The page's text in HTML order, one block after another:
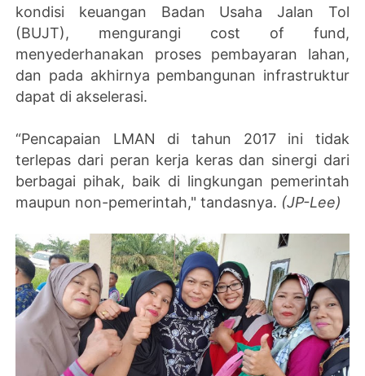
kondisi keuangan Badan Usaha Jalan Tol
(BUJT), mengurangi cost of fund,
menyederhanakan proses pembayaran lahan,
dan pada akhirnya pembangunan infrastruktur
dapat di akselerasi.
“Pencapaian LMAN di tahun 2017 ini tidak
terlepas dari peran kerja keras dan sinergi dari
berbagai pihak, baik di lingkungan pemerintah
maupun non-pemerintah," tandasnya. (JP-Lee)